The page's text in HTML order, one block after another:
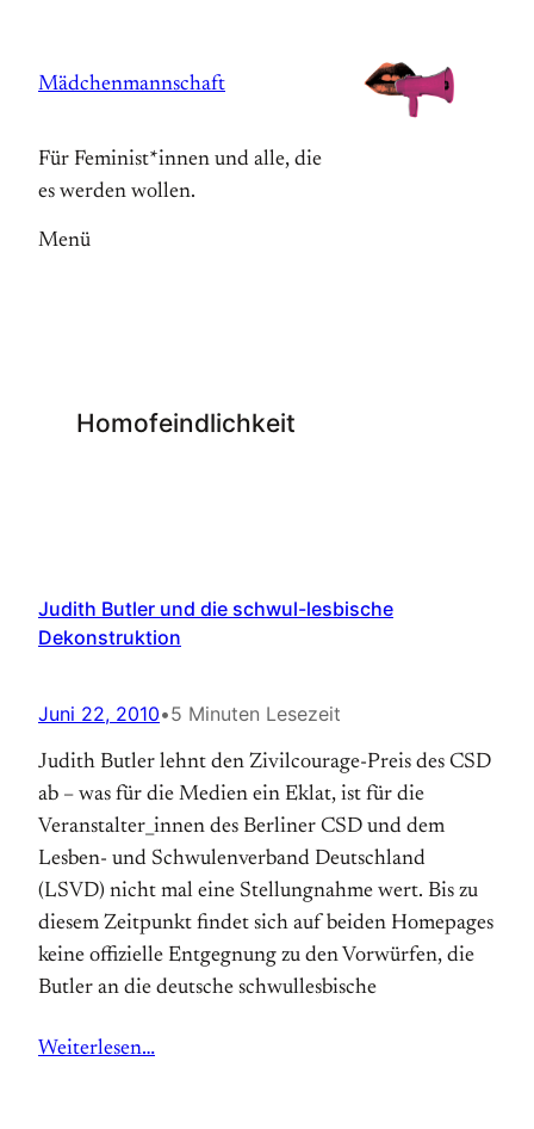
springen
Mädchenmannschaft
Für Feminist*innen und alle, die
es werden wollen.
Menü
Homofeindlichkeit
Judith Butler und die schwul-lesbische
Dekonstruktion
Juni 22, 2010•5 Minuten Lesezeit
Judith Butler lehnt den Zivilcourage-Preis des CSD
ab – was für die Medien ein Eklat, ist für die
Veranstalter_innen des Berliner CSD und dem
Lesben- und Schwulenverband Deutschland
(LSVD) nicht mal eine Stellungnahme wert. Bis zu
diesem Zeitpunkt findet sich auf beiden Homepages
keine offizielle Entgegnung zu den Vorwürfen, die
Butler an die deutsche schwullesbische
Weiterlesen…